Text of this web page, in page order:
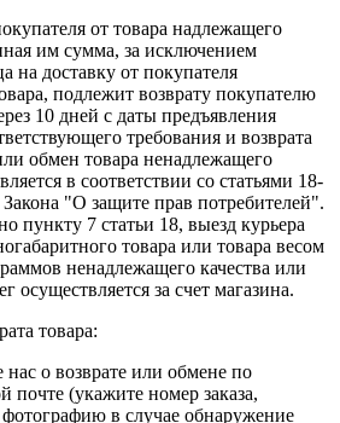
от товара надлежащего
им сумма, за исключением
на доставку от покупателя
подлежит возврату покупателю
10 дней с даты предъявления
требования и возврата
обмен товара ненадлежащего
в соответствии со статьями 18-
"О защите прав потребителей".
пункту 7 статьи 18, выезд курьера
товара или товара весом
ненадлежащего качества или
осуществляется за счет магазина.
товара:
нас о возврате или обмене по
почте (укажите номер заказа,
в случае обнаружение